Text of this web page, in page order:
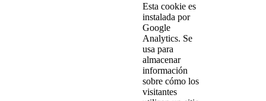
Esta cookie es
instalada por
Google
Analytics. Se
usa para
almacenar
información
sobre cómo los
visitantes